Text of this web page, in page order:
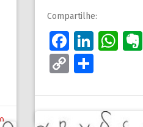
Telegram
0
Compartilhe:
Copy